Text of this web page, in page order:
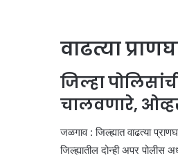
वाढत्या
जिल्हा
चालवणारे,
जळगाव : जिल्ह्यात वाढत्या
जिल्ह्यातील दोन्ही अपर